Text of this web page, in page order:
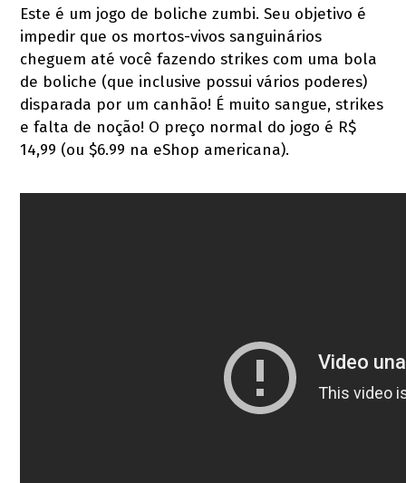
Este é um jogo de boliche zumbi. Seu objetivo é
impedir que os mortos-vivos sanguinários
cheguem até você fazendo strikes com uma bola
de boliche (que inclusive possui vários poderes)
disparada por um canhão! É muito sangue, strikes
e falta de noção! O preço normal do jogo é R$
14,99 (ou $6.99 na eShop americana).